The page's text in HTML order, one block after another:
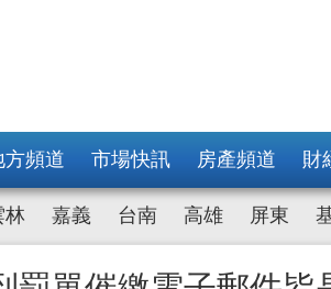
方頻道 市場快訊 房產頻道 財
林 嘉義 台南 高雄 屏東